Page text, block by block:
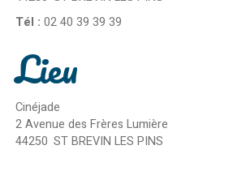
Tél :02 40 39 39 39
Lieu
Cinéjade
2 Avenue des Frères Lumière
44250 ST BREVIN LES PINS